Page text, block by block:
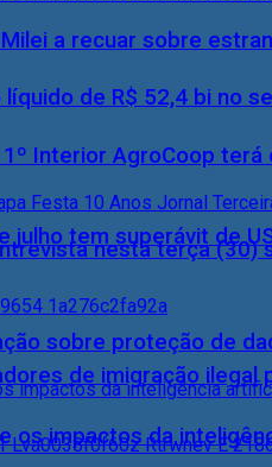
de R$ 52,4 bi no
julho tem superávit de
de imigração ilegal
a recuar sobre
Interior AgroCoop
nesta terça (30)
sobre proteção de
os impactos da